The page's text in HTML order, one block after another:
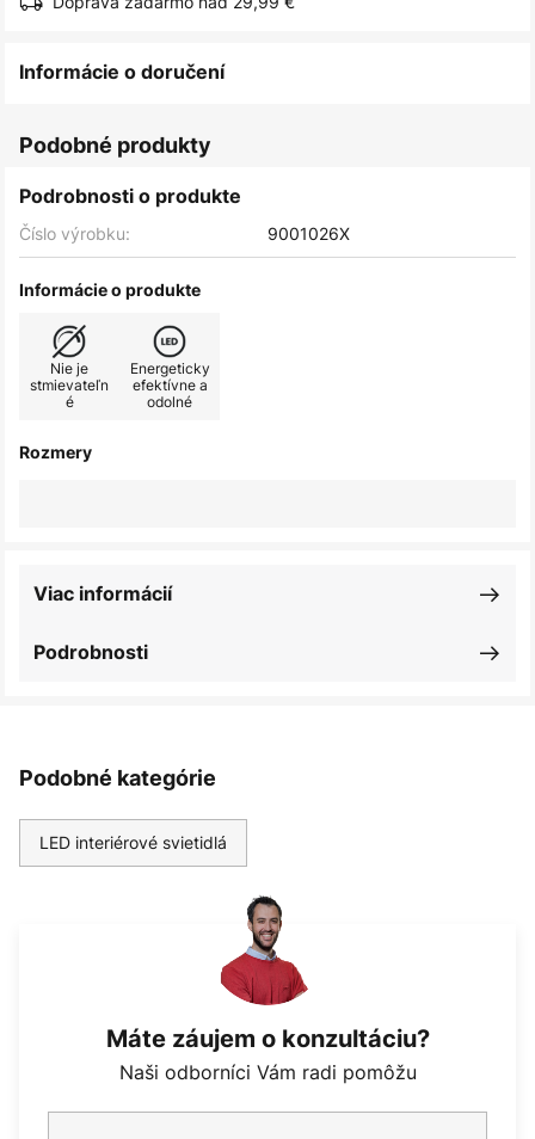
Informácie o doručení
Podobné produkty
Podrobnosti o produkte
Číslo výrobku: 9001026X
Informácie o produkte
Nie je
stmievateľn
é
Energeticky
efektívne a
odolné
Rozmery
Podrobnosti
Viac informácií
Podobné kategórie
LED interiérové svietidlá
Máte záujem o konzultáciu?
Naši odborníci Vám radi pomôžu